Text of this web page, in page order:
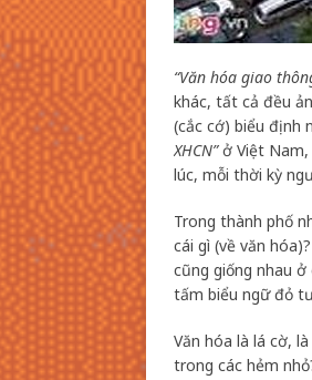
“Văn hóa giao
khác, tất cả đều
(cắc cớ) biểu định
XHCN”ở Việt Nam,
lúc, mỗi thời kỳ
Trong thành phố
cái gì (về văn
cũng giống nhau
tấm biểu ngữ đỏ
Văn hóa là lá cờ,
trong các hẻm